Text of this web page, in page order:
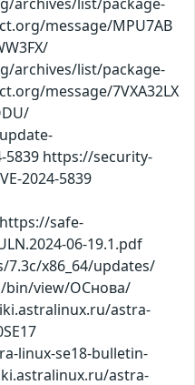
message/MPU7AB
archives/list/package-
message/7VXA32LX
5839 https://security-
2024-5839
safe-
06-19.1.pdf
x86_64/updates/
bin/view/ОСнова/
astra-
linux-se18-bulletin-
astra-